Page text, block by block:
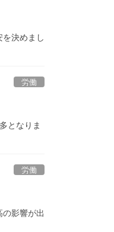
決めまし
労働
となりま
労働
影響が出